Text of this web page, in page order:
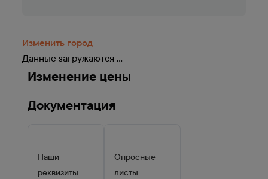
Изменить город
Данные загружаются ...
Изменение цены
Документация
Наши
реквизиты
Опросные
листы